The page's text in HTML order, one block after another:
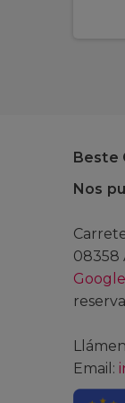
Beste
Nos
08358
Email: